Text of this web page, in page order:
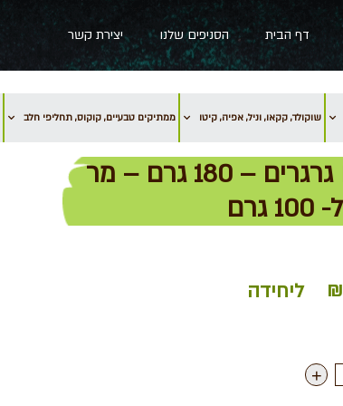
דף הבית הסניפים שלנו יצירת קשר
שוקולד, קקאו, וניל, אפיה, קיטו ממתיקים טבעיים, קוקוס, תחליפי חלב
מחית וניל בורבון מדגסקר עם גרגרים – 180 גרם – מר
₪ ליחידה
+